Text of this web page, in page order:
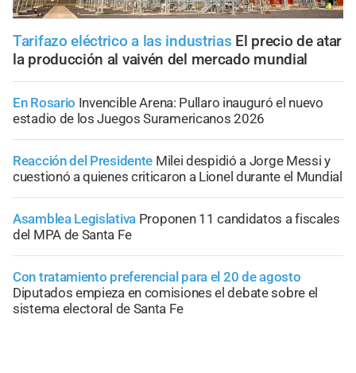
Tarifazo eléctrico a las industrias El precio de atar
la producción al vaivén del mercado mundial
En Rosario Invencible Arena: Pullaro inauguró el nuevo
estadio de los Juegos Suramericanos 2026
Reacción del Presidente Milei despidió a Jorge Messi y
cuestionó a quienes criticaron a Lionel durante el Mundial
Asamblea Legislativa Proponen 11 candidatos a fiscales
del MPA de Santa Fe
Con tratamiento preferencial para el 20 de agosto
Diputados empieza en comisiones el debate sobre el
sistema electoral de Santa Fe